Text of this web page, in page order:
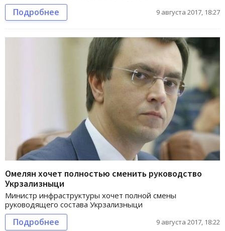
Подробнее 9 августа 2017, 18:27
Омелян хочет полностью сменить руководство
Укрзализныци
Министр инфраструктуры хочет полной смены
руководящего состава Укрзализныци
Подробнее 9 августа 2017, 18:22